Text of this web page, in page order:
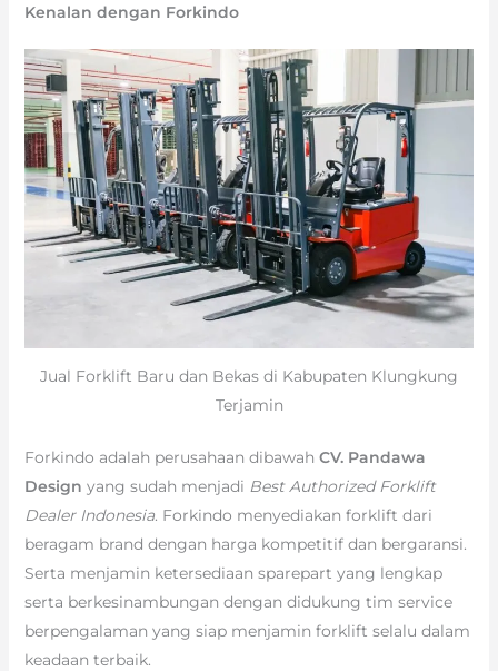
Kenalan dengan Forkindo
Jual Forklift Baru dan Bekas di Kabupaten Klungkung
Terjamin
Forkindo adalah perusahaan dibawah CV. Pandawa
Design yang sudah menjadi Best Authorized Forklift
Dealer Indonesia. Forkindo menyediakan forklift dari
beragam brand dengan harga kompetitif dan bergaransi.
Serta menjamin ketersediaan sparepart yang lengkap
serta berkesinambungan dengan didukung tim service
berpengalaman yang siap menjamin forklift selalu dalam
keadaan terbaik.